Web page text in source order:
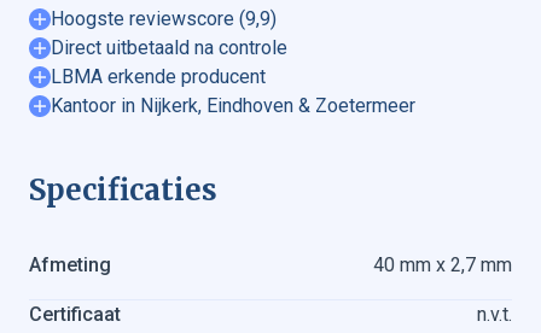
Goud verkopen
Hoogste reviewscore (9,9)
Direct uitbetaald na controle
LBMA erkende producent
Kantoor in Nijkerk, Eindhoven & Zoetermeer
Specificaties
Afmeting 40 mm x 2,7 mm
Certificaat n.v.t.